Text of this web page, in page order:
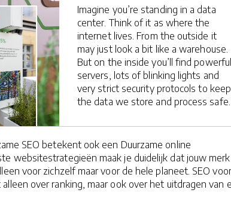
Imagine you’re standing in a data
center. Think of it as where the
internet lives. From the outside it
may just look a bit like a warehouse.
But on the inside you’ll find powerful
servers, lots of blinking lights and
very strict security protocols to keep
the data we store and process safe.
SEO betekent ook een Duurzame online
websitestrategieën maak je duidelijk dat jouw
voor zichzelf maar voor de hele planeet. SEO voor
over ranking, maar ook over het uitdragen van